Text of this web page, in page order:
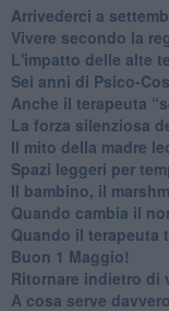
​Arrivederci a
​Vivere secondo la
​L'impatto delle alte
Sei anni di Psico-
​Anche il terapeuta
​La forza silenziosa
​Il mito della madre
Spazi leggeri per
Il bambino, il
​Quando cambia il
​Quando il terapeuta
​Buon 1 Maggio!
Ritornare indietro di
​A cosa serve